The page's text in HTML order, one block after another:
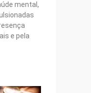
mental,
e pela